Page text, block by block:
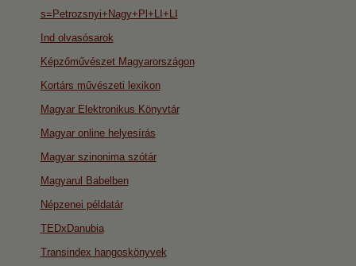
s=Petrozsnyi+Nagy+Pl+LI+LI
Ind olvasósarok
Képzőművészet Magyarországon
Kortárs művészeti lexikon
Magyar Elektronikus Könyvtár
Magyar online helyesírás
Magyar szinonima szótár
Magyarul Babelben
Népzenei példatár
TEDxDanubia
Transindex hangoskönyvek